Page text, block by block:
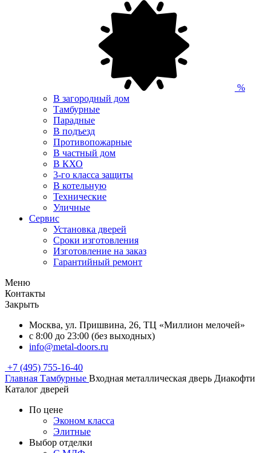
%
В загородный дом
Тамбурные
Парадные
В подъезд
Противопожарные
В частный дом
В КХО
3-го класса защиты
В котельную
Технические
Уличные
Сервис
Установка дверей
Сроки изготовления
Изготовление на заказ
Гарантийный ремонт
Меню
Контакты
Закрыть
Москва, ул. Пришвина, 26, ТЦ «Миллион мелочей»
с 8:00 до 23:00 (без выходных)
info@metal-doors.ru
+7 (495) 755-16-40
Главная Тамбурные Входная металлическая дверь Диакофти
Каталог дверей
По цене
Эконом класса
Элитные
Выбор отделки